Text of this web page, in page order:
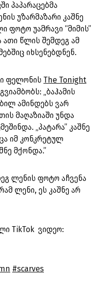
პაპარაცებმა
უზარმაზარი კაშნე
ფოტო უამრავი “მიმის”
ათი წლის შემდეგ ამ
იხსენებდნენ.
ფელონის The Tonight
„ბაჰამის
ამინდებს ვარ
მაღაზიაში უნდა
„პატარა” კაშნე
იმ კონკრეტულ
მქონდა.”
ლენის ფოტო აჩვენა
ლენი, ეს კაშნე არ
TikTok ვიდეო:
#scarves